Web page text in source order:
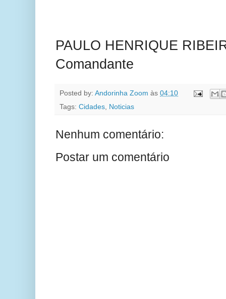
PAULO HENRIQUE
Comandante
Posted by: Andorinha Zoom às 04:10
Tags: Cidades Noticias
Nenhum comentário:
Postar um comentário